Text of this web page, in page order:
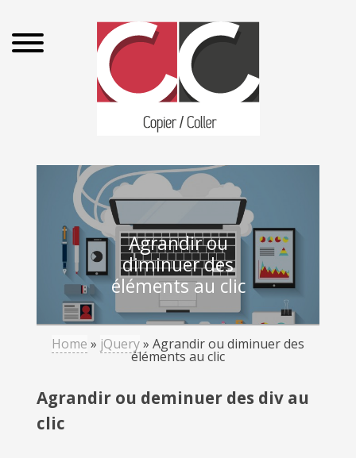
Home » jQuery» Agrandir ou diminuer des
éléments au clic
Agrandir ou
diminuer des
éléments au clic
Agrandir ou deminuer des div au
clic